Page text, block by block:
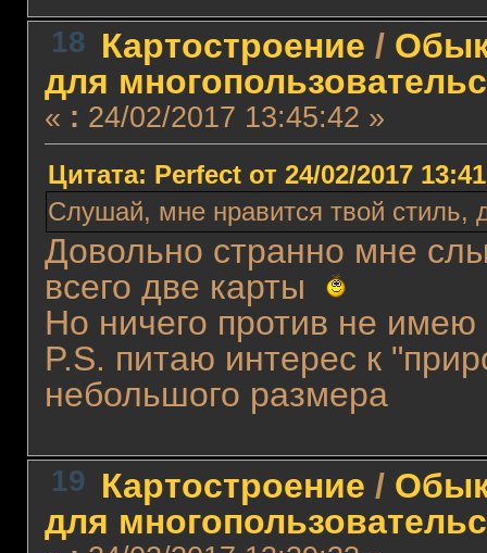
18 Картостроение /
для
« : 24/02/2017 13:45:42 »
Цитата: Perfect от 24/02/2017
Слушай, мне нравится твой стиль,
Довольно странно мне
всего две карты
Но ничего против не имею
P.S. питаю интерес к
небольшого размера
19 Картостроение /
для